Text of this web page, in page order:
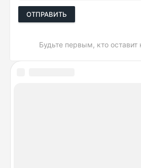
ОТПРАВИТЬ
Будьте первым, кто